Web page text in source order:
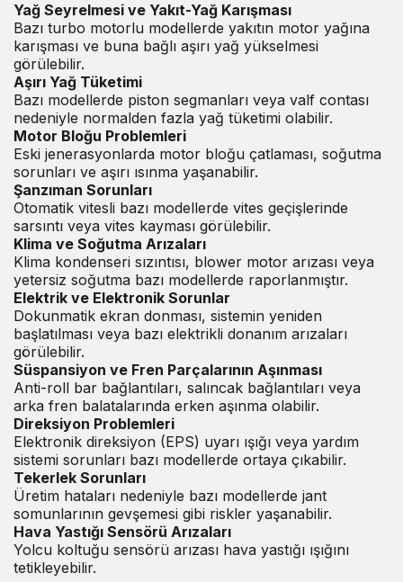
Yağ Seyrelmesi ve Yakıt-Yağ Karışması
Bazı turbo motorlu modellerde yakıtın motor yağına
karışması ve buna bağlı aşırı yağ yükselmesi
görülebilir.
Aşırı Yağ Tüketimi
Bazı modellerde piston segmanları veya valf contası
nedeniyle normalden fazla yağ tüketimi olabilir.
Motor Bloğu Problemleri
Eski jenerasyonlarda motor bloğu çatlaması, soğutma
sorunları ve aşırı ısınma yaşanabilir.
Şanzıman Sorunları
Otomatik vitesli bazı modellerde vites geçişlerinde
sarsıntı veya vites kayması görülebilir.
Klima ve Soğutma Arızaları
Klima kondenseri sızıntısı, blower motor arızası veya
yetersiz soğutma bazı modellerde raporlanmıştır.
Elektrik ve Elektronik Sorunlar
Dokunmatik ekran donması, sistemin yeniden
başlatılması veya bazı elektrikli donanım arızaları
görülebilir.
Süspansiyon ve Fren Parçalarının Aşınması
Anti-roll bar bağlantıları, salıncak bağlantıları veya
arka fren balatalarında erken aşınma olabilir.
Direksiyon Problemleri
Elektronik direksiyon (EPS) uyarı ışığı veya yardım
sistemi sorunları bazı modellerde ortaya çıkabilir.
Tekerlek Sorunları
Üretim hataları nedeniyle bazı modellerde jant
somunlarının gevşemesi gibi riskler yaşanabilir.
Hava Yastığı Sensörü Arızaları
Yolcu koltuğu sensörü arızası hava yastığı ışığını
tetikleyebilir.